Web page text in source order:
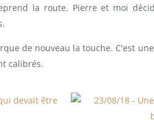
la route. Pierre et moi
de nouveau la touche. C'est
calibrés.